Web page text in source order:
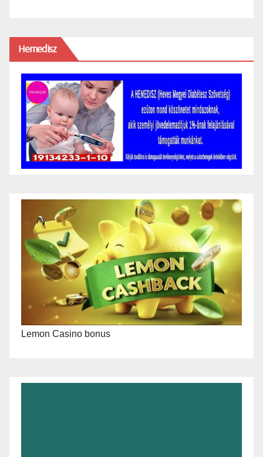
Hemedisz
Lemon Casino bonus